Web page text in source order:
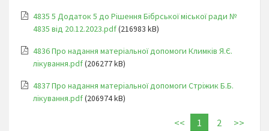
4835 5 Додаток 5 до Рішення Бібрської міської ради №
4835 від 20.12.2023.pdf(216983 kB)
4836 Про надання матеріальної допомоги Климків Я.Є.
лікування.pdf(206277 kB)
4837 Про надання матеріальної допомоги Стріжик Б.Б.
лікування.pdf(206974 kB)
<< 1 2 >>